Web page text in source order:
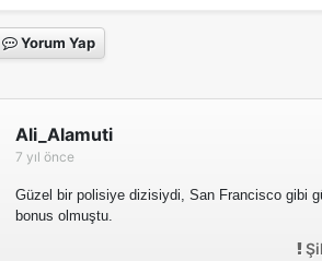
Yorum Yap
Ali_Alamuti
7 yıl önce
Güzel bir polisiye dizisiydi, San Francisco gibi
bonus olmuştu.